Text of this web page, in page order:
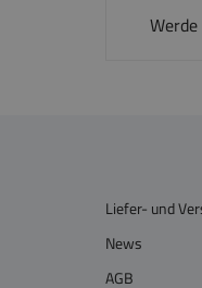
Liefer- und
News
AGB